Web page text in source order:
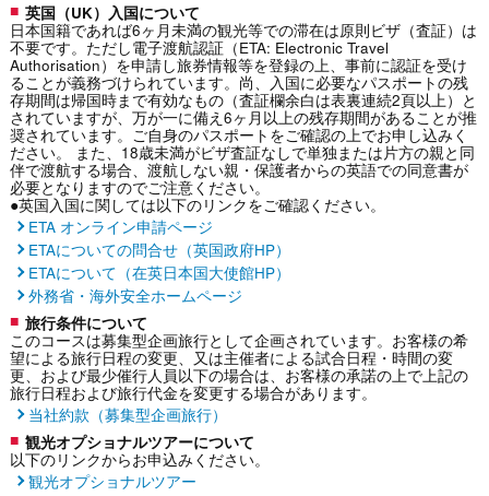
英国（UK）入国について
日本国籍であれば6ヶ月未満の観光等での滞在は原則ビザ（査証）は
不要です。ただし電子渡航認証（ETA: Electronic Travel
Authorisation）を申請し旅券情報等を登録の上、事前に認証を受け
ることが義務づけられています。尚、入国に必要なパスポートの残
存期間は帰国時まで有効なもの（査証欄余白は表裏連続2頁以上）と
されていますが、万が一に備え6ヶ月以上の残存期間があることが推
奨されています。ご自身のパスポートをご確認の上でお申し込みく
ださい。 また、18歳未満がビザ査証なしで単独または片方の親と同
伴で渡航する場合、渡航しない親・保護者からの英語での同意書が
必要となりますのでご注意ください。
●英国入国に関しては以下のリンクをご確認ください。
ETA オンライン申請ページ
ETAについての問合せ（英国政府HP）
ETAについて（在英日本国大使館HP）
外務省・海外安全ホームページ
旅行条件について
このコースは募集型企画旅行として企画されています。お客様の希
望による旅行日程の変更、又は主催者による試合日程・時間の変
更、および最少催行人員以下の場合は、お客様の承諾の上で上記の
旅行日程および旅行代金を変更する場合があります。
当社約款（募集型企画旅行）
観光オプショナルツアーについて
以下のリンクからお申込みください。
観光オプショナルツアー